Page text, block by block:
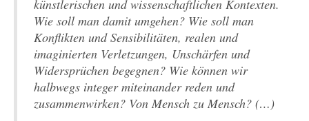
künstlerischen und wissenschaftlichen Kontexten.
Wie soll man damit umgehen? Wie soll man
Konflikten und Sensibilitäten, realen und
imaginierten Verletzungen, Unschärfen und
Widersprüchen begegnen? Wie können wir
halbwegs integer miteinander reden und
zusammenwirken? Von Mensch zu Mensch? (…)